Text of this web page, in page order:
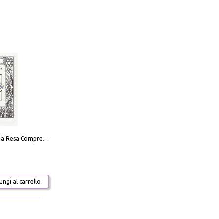
La Massoneria Resa Comprensibile ai Suoi Adepti. Vol. 3: il Maestro.
al carrello